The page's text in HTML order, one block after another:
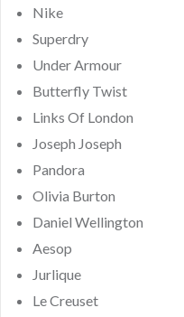
Nike
Superdry
Under Armour
Butterfly Twist
Links Of London
Joseph Joseph
Pandora
Olivia Burton
Daniel Wellington
Aesop
Jurlique
Le Creuset